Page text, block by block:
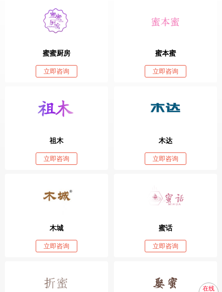
蜜蜜厨房
立即咨询
蜜本蜜
立即咨询
祖木
立即咨询
木达
立即咨询
木城
立即咨询
蜜话
立即咨询
在线